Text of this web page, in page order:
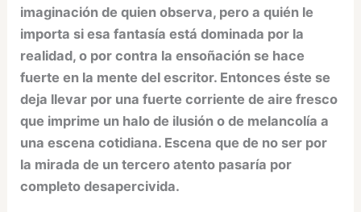
imaginación de quien observa, pero a quién le
importa si esa fantasía está dominada por la
realidad, o por contra la ensoñación se hace
fuerte en la mente del escritor. Entonces éste se
deja llevar por una fuerte corriente de aire fresco
que imprime un halo de ilusión o de melancolía a
una escena cotidiana. Escena que de no ser por
la mirada de un tercero atento pasaría por
completo desapercivida.